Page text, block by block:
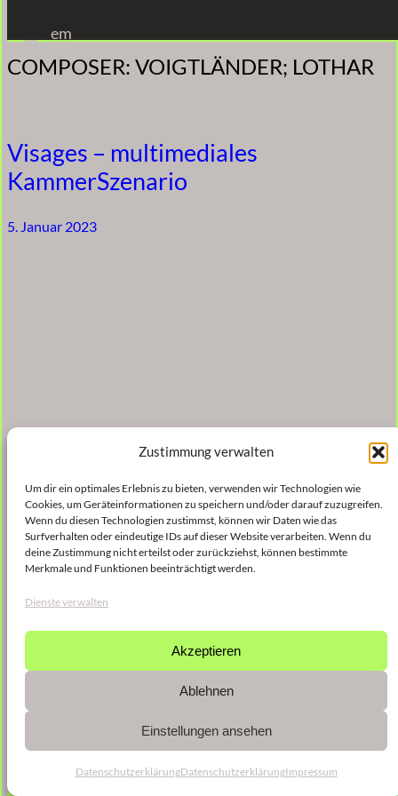
Zustimmung verwalten
Um dir ein optimales Erlebnis zu bieten, verwenden wir Technologien wie
Cookies, um Geräteinformationen zu speichern und/oder darauf zuzugreifen.
Wenn du diesen Technologien zustimmst, können wir Daten wie das
Surfverhalten oder eindeutige IDs auf dieser Website verarbeiten. Wenn du
deine Zustimmung nicht erteilst oder zurückziehst, können bestimmte
Merkmale und Funktionen beeinträchtigt werden.
Dienste verwalten
Akzeptieren
Ablehnen
Einstellungen ansehen
DatenschutzerklärungDatenschutzerklärungImpressum
Inhalt
springen
em
COMPOSER: VOIGTLÄNDER; LOTHAR
Visages – multimediales
KammerSzenario
5. Januar 2023